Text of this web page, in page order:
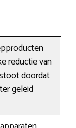
reductie van
doordat
geleid